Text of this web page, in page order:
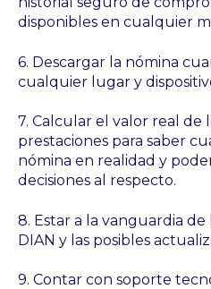
disponibles en cualquier
6. Descargar la nómina
cualquier lugar y
7. Calcular el valor real de
prestaciones para saber
nómina en realidad y
decisiones al respecto.
8. Estar a la vanguardia
DIAN y las posibles
9. Contar con soporte